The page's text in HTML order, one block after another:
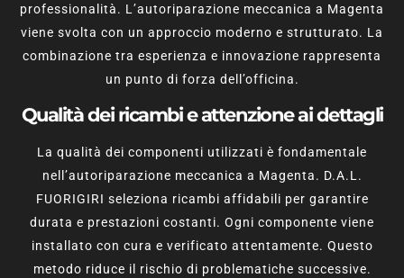
professionalità. L’autoriparazione meccanica a Magenta
viene svolta con un approccio moderno e strutturato. La
combinazione tra esperienza e innovazione rappresenta
un punto di forza dell’officina.
Qualità dei ricambi e attenzione ai dettagli
La qualità dei componenti utilizzati è fondamentale
nell’autoriparazione meccanica a Magenta. D.A.L.
FUORIGIRI seleziona ricambi affidabili per garantire
durata e prestazioni costanti. Ogni componente viene
installato con cura e verificato attentamente. Questo
metodo riduce il rischio di problematiche successive.